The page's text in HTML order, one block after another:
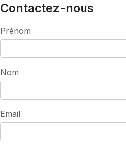
Contactez-nous
Prénom
Nom
Email